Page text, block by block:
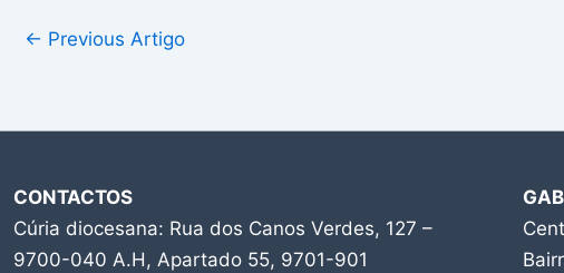
← Previous Artigo
CONTACTOS
Cúria diocesana: Rua dos Canos Verdes, 127 –
9700-040 A.H, Apartado 55, 9701-901